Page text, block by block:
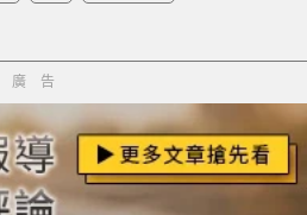
廣告